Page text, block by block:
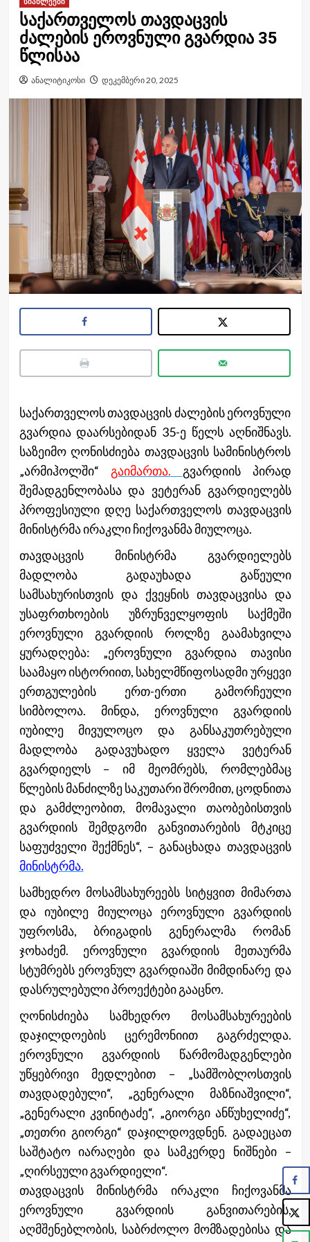
საქართველოს თავდაცვის
ძალების ეროვნული გვარდია 35
წლისაა
ანალიტიკოსი დეკემბერი 20, 2025
საქართველოს თავდაცვის ძალების ეროვნული
გვარდია დაარსებიდან 35-ე წელს აღნიშნავს.
საზეიმო ღონისძიება თავდაცვის სამინისტროს
„არმიჰოლში“ გაიმართა.
გვარდიის პირად
შემადგენლობასა და ვეტერან გვარდიელებს
პროფესიული დღე საქართველოს თავდაცვის
მინისტრმა ირაკლი ჩიქოვანმა მიულოცა.
თავდაცვის მინისტრმა გვარდიელებს
მადლობა გადაუხადა გაწეული
სამსახურისთვის და ქვეყნის თავდაცვისა და
უსაფრთხოების უზრუნველყოფის საქმეში
ეროვნული გვარდიის როლზე გაამახვილა
ყურადღება: „ეროვნული გვარდია თავისი
საამაყო ისტორიით, სახელმწიფოსადმი ურყევი
ერთგულების ერთ-ერთი გამორჩეული
სიმბოლოა. მინდა, ეროვნული გვარდიის
იუბილე მივულოცო და განსაკუთრებული
მადლობა გადავუხადო ყველა ვეტერან
გვარდიელს – იმ მეომრებს, რომლებმაც
წლების მანძილზე საკუთარი შრომით, ცოდნითა
და გამძლეობით, მომავალი თაობებისთვის
გვარდიის შემდგომი განვითარების მტკიცე
საფუძველი შექმნეს“, – განაცხადა თავდაცვის
მინისტრმა.
სამხედრო მოსამსახურეებს სიტყვით მიმართა
და იუბილე მიულოცა ეროვნული გვარდიის
უფროსმა, ბრიგადის გენერალმა რომან
ჯოხაძემ. ეროვნული გვარდიის მეთაურმა
სტუმრებს ეროვნულ გვარდიაში მიმდინარე და
დასრულებული პროექტები გააცნო.
ღონისძიება სამხედრო მოსამსახურეების
დაჯილდოების ცერემონიით გაგრძელდა.
ეროვნული გვარდიის წარმომადგენლები
უწყებრივი მედლებით – „სამშობლოსთვის
თავდადებული“, „გენერალი მაზნიაშვილი“,
„გენერალი კვინიტაძე“, „გიორგი ანწუხელიძე“,
„თეთრი გიორგი“ დაჯილდოვდნენ. გადაეცათ
საშტატო იარაღები და სამკერდე ნიშნები –
„ღირსეული გვარდიელი“.
თავდაცვის მინისტრმა ირაკლი ჩიქოვანმა
ეროვნული გვარდიის განვითარების,
აღმშენებლობის, საბრძოლო მომზადებისა და